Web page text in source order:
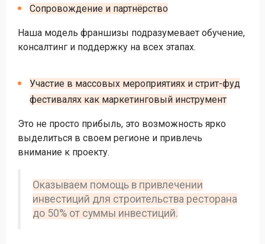
Сопровождение и партнёрство
Наша модель франшизы подразумевает обучение,
консалтинг и поддержку на всех этапах.
Участие в массовых мероприятиях и стрит-фуд
фестивалях как маркетинговый инструмент
Это не просто прибыль, это возможность ярко
выделиться в своем регионе и привлечь
внимание к проекту.
Оказываем помощь в привлечении
инвестиций для строительства ресторана
до 50% от суммы инвестиций.